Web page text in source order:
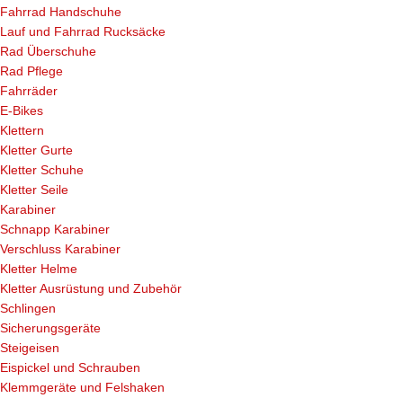
Fahrrad Handschuhe
Lauf und Fahrrad Rucksäcke
Rad Überschuhe
Rad Pflege
Fahrräder
E-Bikes
Klettern
Kletter Gurte
Kletter Schuhe
Kletter Seile
Karabiner
Schnapp Karabiner
Verschluss Karabiner
Kletter Helme
Kletter Ausrüstung und Zubehör
Schlingen
Sicherungsgeräte
Steigeisen
Eispickel und Schrauben
Klemmgeräte und Felshaken